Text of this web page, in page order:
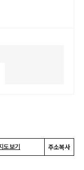
도보기 주소복사